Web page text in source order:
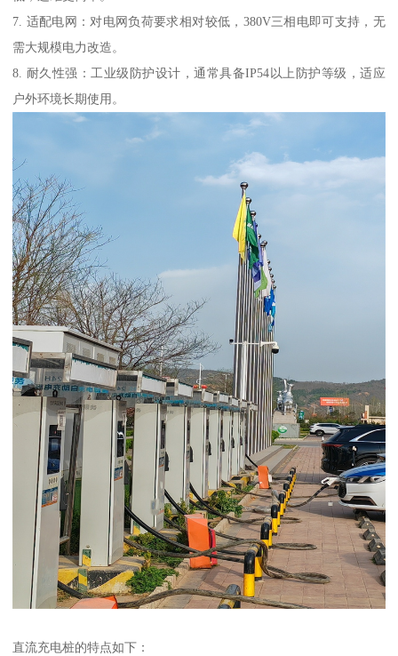
7. 适配电网：对电网负荷要求相对较低，380V三相电即可支持，无
需大规模电力改造。
8. 耐久性强：工业级防护设计，通常具备IP54以上防护等级，适应
户外环境长期使用。
直流充电桩的特点如下：